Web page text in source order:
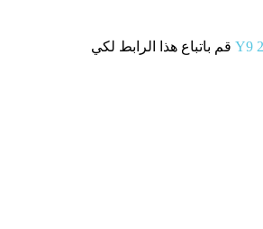
​ قم باتباع هذا الرابط لكي